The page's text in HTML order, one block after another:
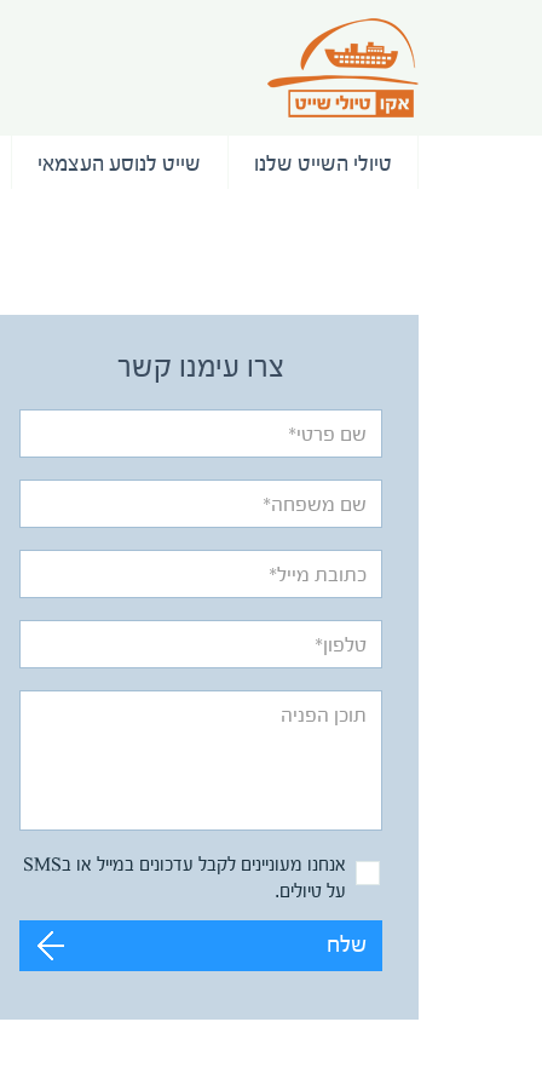
טיולי השייט שלנו שייט לנוסע העצמאי
צרו עימנו קשר
אנחנו מעוניינים לקבל עדכונים במייל או בSMS
על טיולים.
שלח